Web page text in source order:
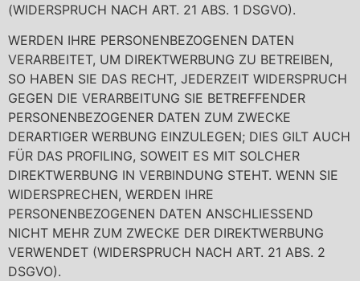
(WIDERSPRUCH NACH ART. 21 ABS. 1 DSGVO).
WERDEN IHRE PERSONENBEZOGENEN DATEN
VERARBEITET, UM DIREKTWERBUNG ZU BETREIBEN,
SO HABEN SIE DAS RECHT, JEDERZEIT WIDERSPRUCH
GEGEN DIE VERARBEITUNG SIE BETREFFENDER
PERSONENBEZOGENER DATEN ZUM ZWECKE
DERARTIGER WERBUNG EINZULEGEN; DIES GILT AUCH
FÜR DAS PROFILING, SOWEIT ES MIT SOLCHER
DIREKTWERBUNG IN VERBINDUNG STEHT. WENN SIE
WIDERSPRECHEN, WERDEN IHRE
PERSONENBEZOGENEN DATEN ANSCHLIESSEND
NICHT MEHR ZUM ZWECKE DER DIREKTWERBUNG
VERWENDET (WIDERSPRUCH NACH ART. 21 ABS. 2
DSGVO).